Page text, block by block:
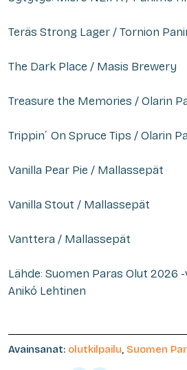
Teräs Strong Lager / Tornion
The Dark Place / Masis Brewery
Treasure the Memories / Olarin
Trippin´ On Spruce Tips / Olarin
Vanilla Pear Pie / Mallassepät
Vanilla Stout / Mallassepät
Vanttera / Mallassepät
Lähde: Suomen Paras Olut 2026
Anikó Lehtinen
Avainsanat: olutkilpailu, Suomen